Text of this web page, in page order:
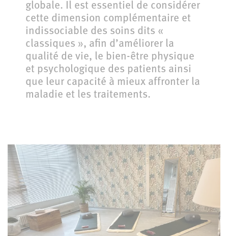
globale. Il est essentiel de considérer
cette dimension complémentaire et
indissociable des soins dits «
classiques », afin d’améliorer la
qualité de vie, le bien-être physique
et psychologique des patients ainsi
que leur capacité à mieux affronter la
maladie et les traitements.